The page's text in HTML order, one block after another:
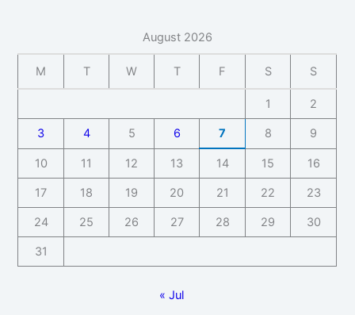
August 2026
M T W T F S S
1 2
3 4 5 6 7 8 9
10 11 12 13 14 15 16
17 18 19 20 21 22 23
24 25 26 27 28 29 30
31
« Jul